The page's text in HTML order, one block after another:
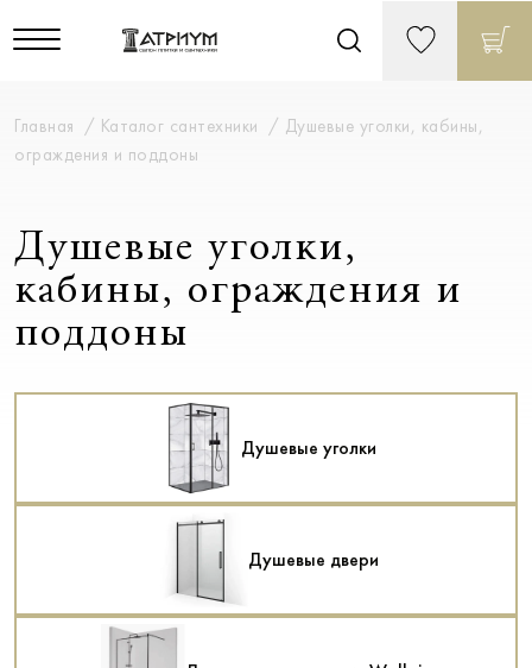
Главная Каталог сантехники
Душевые уголки, кабины,
ограждения и поддоны
Душевые уголки,
кабины, ограждения и
поддоны
Душевые уголки
Душевые двери